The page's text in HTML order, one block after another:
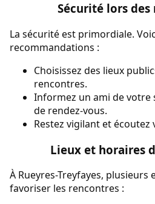
Sécurité lors
La sécurité est primordiale.
recommandations :
Choisissez des lieux
rencontres.
Informez un ami de
de rendez-vous.
Restez vigilant et
Lieux et horaires
À Rueyres-Treyfayes,
favoriser les rencontres :